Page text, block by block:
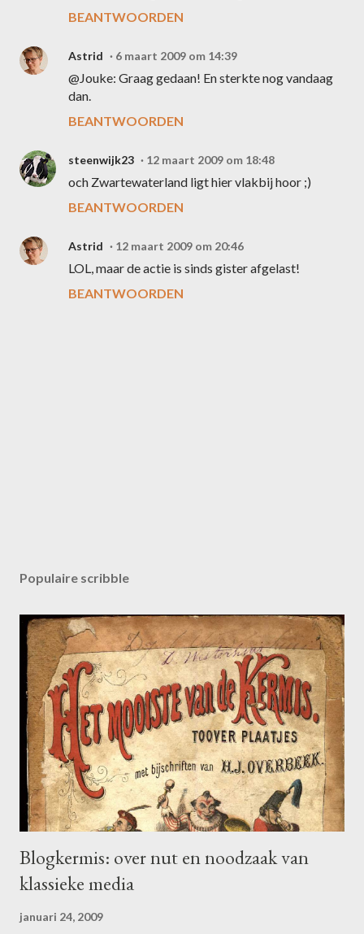
BEANTWOORDEN
Astrid 6 maart 2009 om 14:39
@Jouke: Graag gedaan! En sterkte nog vandaag
dan.
BEANTWOORDEN
steenwijk23 12 maart 2009 om 18:48
och Zwartewaterland ligt hier vlakbij hoor ;)
BEANTWOORDEN
Astrid 12 maart 2009 om 20:46
LOL, maar de actie is sinds gister afgelast!
BEANTWOORDEN
n
e
p
o
n
Populaire scribble
Blogkermis: over nut en noodzaak van
klassieke media
januari 24, 2009